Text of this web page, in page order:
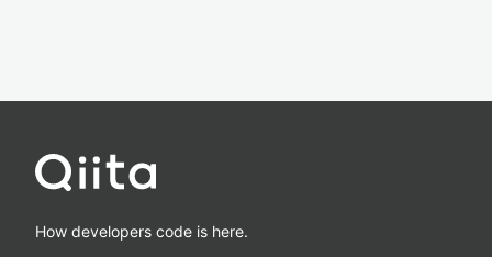
How developers code is here.